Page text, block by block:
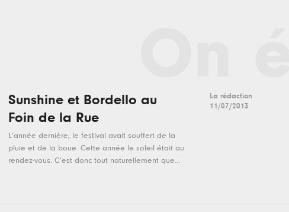
On
Sunshine et Bordello au
Foin de la Rue
L’année dernière, le festival avait souffert de la
pluie et de la boue. Cette année le soleil était au
rendez-vous. C’est donc tout naturellement que...
La rédaction
11/07/2013